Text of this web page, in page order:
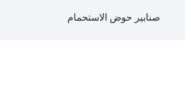
صنابير حوض الاستحمام